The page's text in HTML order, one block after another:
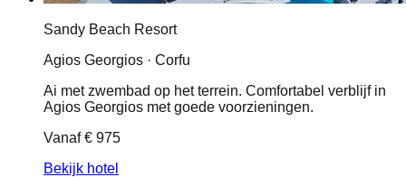
Sandy Beach Resort
Agios Georgios · Corfu
Ai met zwembad op het terrein. Comfortabel verblijf in
Agios Georgios met goede voorzieningen.
Vanaf€ 975
Bekijk hotel